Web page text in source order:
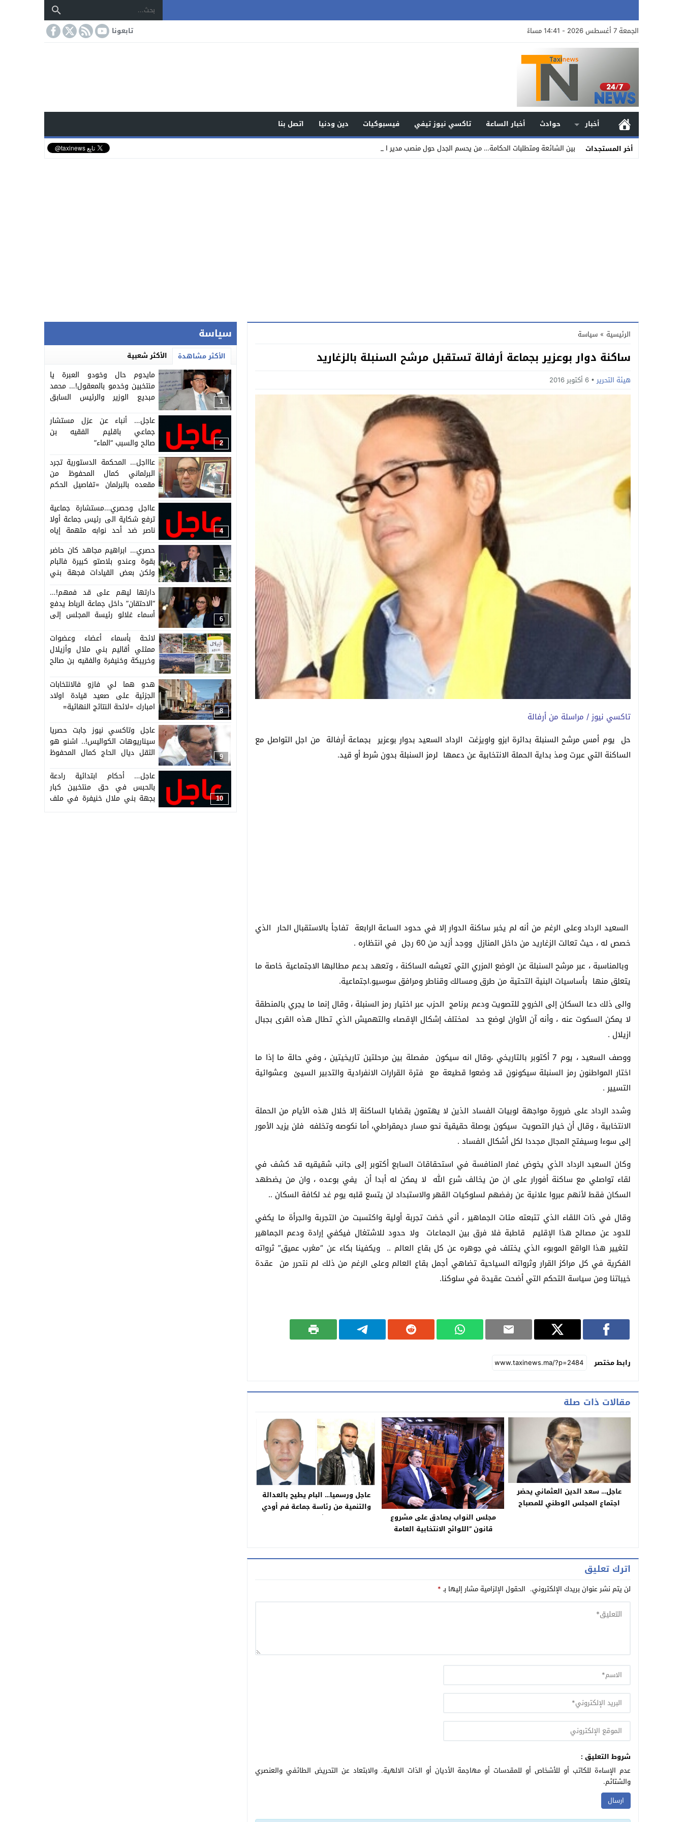
الجمعة 7 أغسطس 2026 - 14:41 مساءً تابعونا
أخبار حوادث أخبار الساعة تاكسي نيوز تيفي فيسبوكيات دين ودنيا
اتصل بنا
أخر المستجدات
بين الشائعة ومتطلبات الحكامة… من يحسم الجدل حول منصب مدير المصالح بسوق ال _
الرئيسية » سياسة
ساكنة دوار بوعزير بجماعة أرفالة تستقبل مرشح السنبلة بالزغاريد
هيئة التحرير 6 أكتوبر 2016
تاكسي نيوز / مراسلة من أرفالة
حل يوم أمس مرشح السنبلة بدائرة ابزو واويزغت الرداد السعيد بدوار بوعزير بجماعة أرفالة من اجل التواصل مع
الساكنة التي عبرت ومذ بداية الحملة الانتخابية عن دعمها لرمز السنبلة بدون شرط أو قيد.
السعيد الرداد وعلى الرغم من أنه لم يخبر ساكنة الدوار إلا في حدود الساعة الرابعة تفاجأ بالاستقبال الحار الذي
خصص له ، حيث تعالت الزغاريد من داخل المنازل ووجد أزيد من 60 رجل في انتظاره .
وبالمناسبة ، عبر مرشح السنبلة عن الوضع المزري التي تعيشه الساكنة ، وتعهد بدعم مطالبها الاجتماعية خاصة ما
يتعلق منها بأساسيات البنية التحتية من طرق ومسالك وقناطر ومرافق سوسيو.اجتماعية.
والى ذلك دعا السكان إلى الخروج للتصويت ودعم برنامج الحزب عبر اختيار رمز السنبلة ، وقال إنما ما يجري بالمنطقة
لا يمكن السكوت عنه ، وأنه آن الأوان لوضع حد لمختلف إشكال الإقصاء والتهميش الذي تطال هذه القرى بجبال
ازيلال .
ووصف السعيد ، يوم 7 أكتوبر بالتاريخي ،وقال انه سيكون مفصلة بين مرحلتين تاريخيتين ، وفي حالة ما إذا ما
اختار المواطنون رمز السنبلة سيكونون قد وضعوا قطيعة مع فترة القرارات الانفرادية والتدبير السيئ وعشوائية
التسيير .
وشدد الرداد على ضرورة مواجهة لوبيات الفساد الذين لا يهتمون بقضايا الساكنة إلا خلال هذه الأيام من الحملة
الانتخابية ، وقال أن خيار التصويت سيكون بوصلة حقيقية نحو مسار ديمقراطي، أما نكوصه وتخلفه فلن يزيد الأمور
إلى سوءا وسيفتح المجال مجددا لكل أشكال الفساد .
وكان السعيد الرداد الذي يخوض غمار المنافسة في استحقاقات السابع أكتوبر إلى جانب شقيقيه قد كشف في
لقاء تواصلي مع ساكنة أفورار على ان من يخالف شرع الله لا يمكن له أبدا أن يفي بوعده ، وان من يضطهد
السكان فقط لأنهم عبروا علانية عن رفضهم لسلوكيات القهر والاستبداد لن يتسع قلبه يوم غد لكافة السكان ..
وقال في ذات اللقاء الذي تتبعته مئات الجماهير ، أني خضت تجربة أولية واكتسبت من التجربة والجرأة ما يكفي
للدود عن مصالح هذا الإقليم قاطبة فلا فرق بين الجماعات ولا حدود للاشتغال فيكفي إرادة ودعم الجماهير
لتغيير هذا الواقع الموبوء الذي يختلف في جوهره عن كل بقاع العالم .. ويكفينا بكاء عن “مغرب عميق” ثرواته
الفكرية في كل مراكز القرار وثرواته السياحية تضاهي أجمل بقاع العالم وعلى الرغم من ذلك لم نتحرر من عقدة
خيباتنا ومن سياسة التحكم التي أضحت عقيدة في سلوكنا.
رابط مختصر
مقالات ذات صلة
عاجل… سعد الدين العثماني يحضر
اجتماع المجلس الوطني للمصباح
مجلس النواب يصادق على مشروع
قانون “اللوائح الانتخابية العامة
عاجل ورسميا… البام يطيح بالعدالة
والتنمية من رئاسة جماعة فم أودي
وعبد العزيز نويشي رئيسا والاتحادي
اترك تعليق
لن يتم نشر عنوان بريدك الإلكتروني. الحقول الإلزامية مشار إليها بـ*
شروط التعليق :
عدم الإساءة للكاتب أو للأشخاص أو للمقدسات أو مهاجمة الأديان أو الذات الالهية. والابتعاد عن التحريض الطائفي والعنصري
والشتائم.
سياسة
الأكثر مشاهدة الأكثر شعبية
1
مايدوم حال وخودو العبرة يا
منتخبين وخدمو بالمعقول!… محمد
مبديع الوزير والرئيس السابق
اول جلسة للمحاكمة ديالو بتهم
ثقيلة
2
عاجل… أنباء عن عزل مستشار
جماعي باقليم الفقيه بن
صالح والسبب “الماء”
3
عاااجل… المحكمة الدستورية تجرد
البرلماني كمال المحفوظ من
مقعده بالبرلمان =تفاصيل الحكم
4
عااجل وحصري…مستشارة جماعية
ترفع شكاية الى رئيس جماعة أولا
ناصر ضد أحد نوابه متهمة إياه
على خط هذه الواقعة
5
حصري… ابراهيم مجاهد كان حاضر
بقوة وعندو بلاصتو كبيرة فالبام
ولكن بعض القيادات فجهة بني
خاوي الوفاض من المؤتمر وماشدو
حتى منصب كبير اللهم العضوية
فالمجلس الوطني
6
دارتها ليهم على قد فمهم!…
“الاحتقان” داخل جماعة الرباط يدفع
أسماء غلالو رئيسة المجلس إلى
7
لائحة بأسماء أعضاء وعضوات
ممثلي أقاليم بني ملال وأزيلال
وخريبكة وخنيفرة والفقيه بن صالح
8
هدو هما لي فازو فالانتخابات
الجزئية على صعيد قيادة اولاد
امبارك =لائحة النتائج النهائية=
9
عاجل وتاكسي نيوز جابت حصريا
سيناريوهات الكواليس!.. اشنو هو
الثقل ديال الحاج كمال المحفوظ
مشا لو المقعد البرلماني وشكون
غادي يتنافس فالانتخابات الجزئية
على هد المقعد لي فقدو حزب
10
عاجل… أحكام ابتدائية رادعة
بالحبس في حق منتخبين كبار
بجهة بني ملال خنيفرة في ملف